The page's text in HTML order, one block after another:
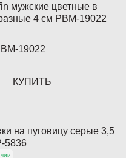
мужские цветные в
4 см PBM-19022
19022
КУПИТЬ
на пуговицу серые 3,5
5836